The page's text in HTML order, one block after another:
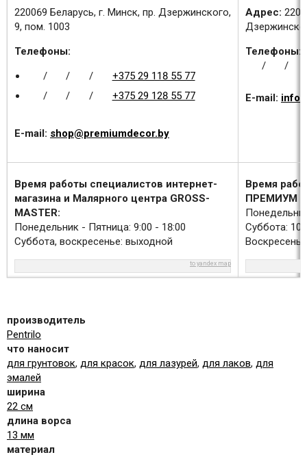
220069 Беларусь, г. Минск, пр. Дзержинского,
9, пом. 1003
Телефоны:
/
/ /
+375 29 118 55 77
/
/ / +375 29 128 55 77
E-mail: shop@premiumdecor.by
Адрес:
Телефоны:
/
/
E-mail:
Время работы специалистов интернет-
магазина и Малярного центра GROSS-
MASTER:
Понедельник - Пятница: 9:00 - 18:00
Суббота, воскресенье: выходной
to yandex map
Время
ПРЕМИУМ
Суббота:
производитель
Pentrilo
что наносит
для грунтовок, для красок, для лазурей, для лаков, для
эмалей
ширина
22 см
длина ворса
13 мм
материал